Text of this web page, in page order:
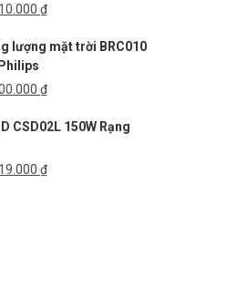
₫.
₫Giá
tại
2.310.000 ₫.
lượng mặt trời BRC010
₫Giá
tại
3.200.000 ₫.
CSD02L 150W Rạng
₫Giá